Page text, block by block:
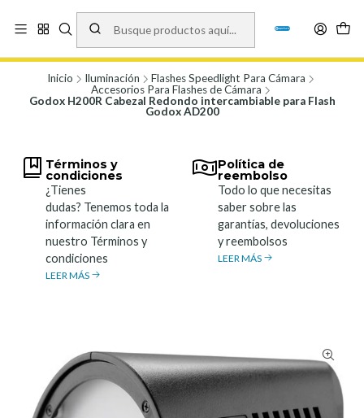
Vísita nuestro local en Los Agustinos 5478, Ñuñoa. Lunes a Viernes 9.30 a
19.00, Sábados 10:00 a 19:00 y Domingos de 10:00 a 17:00
Inicio Iluminación
Flashes Speedlight Para Cámara
Accesorios Para Flashes de Cámara
Godox H200R Cabezal Redondo intercambiable para Flash
Godox AD200
Términos y
condiciones
¿Tienes
dudas? Tenemos toda la
información clara en
nuestro Términos y
condiciones
LEER MÁS
Política de
reembolso
Todo lo que necesitas
saber sobre las
garantías, devoluciones
y reembolsos
LEER MÁS